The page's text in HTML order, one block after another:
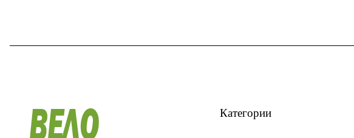
Категории